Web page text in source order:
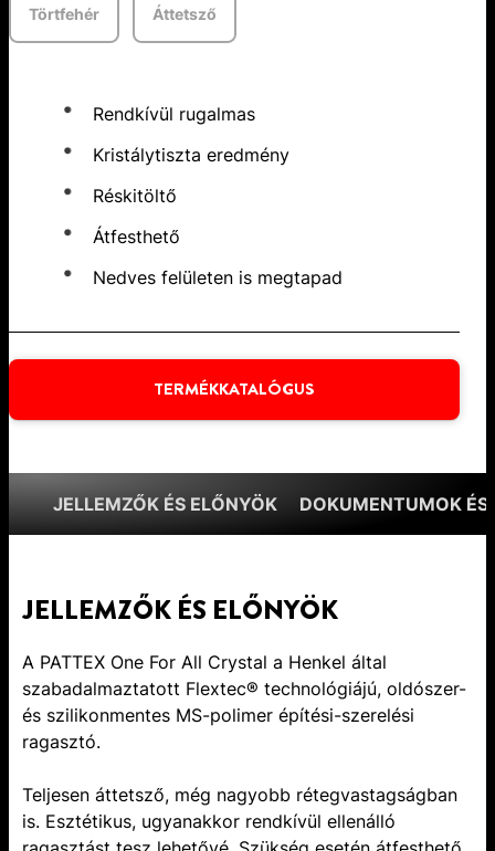
Törtfehér Áttetsző
Rendkívül rugalmas
Kristálytiszta eredmény
Réskitöltő
Átfesthető
Nedves felületen is megtapad
TERMÉKKATALÓGUS
JELLEMZŐK ÉS ELŐNYÖK DOKUMENTUMOK ÉS
JELLEMZŐK ÉS ELŐNYÖK
A PATTEX One For All Crystal a Henkel által
szabadalmaztatott Flextec® technológiájú, oldószer-
és szilikonmentes MS-polimer építési-szerelési
ragasztó.
Teljesen áttetsző, még nagyobb rétegvastagságban
is. Esztétikus, ugyanakkor rendkívül ellenálló